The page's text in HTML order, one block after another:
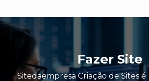
Fazer Site
Sitedaempresa Criação de Sites